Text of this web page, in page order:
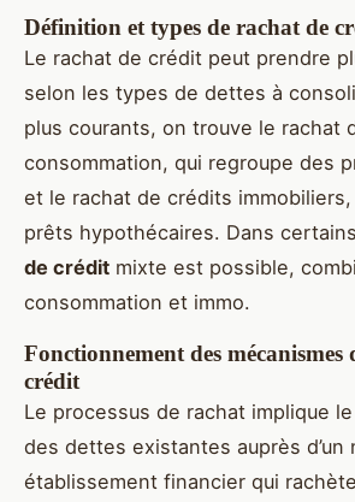
Définition et types de rachat de
Le rachat de crédit peut prendre
selon les types de dettes à
plus courants, on trouve le rachat
consommation, qui regroupe des
et le rachat de crédits
prêts hypothécaires. Dans
de crédit mixte est possible,
consommation et immo.
Fonctionnement des mécanismes
crédit
Le processus de rachat implique
des dettes existantes auprès d’un
établissement financier qui